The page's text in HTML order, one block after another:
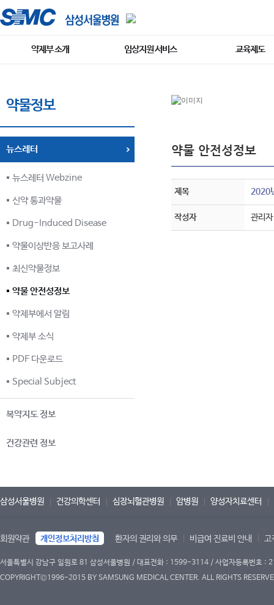
약제부 소개 임상지원 서비스 교육제도
약물정보
뉴스레터
뉴스레터 Webzine
신약 통과약물
Drug-Induced Disease
약물이상반응 보고사례
최신약물정보
약물 안전성정보
약제부에서 알림
약제부 소식
PDF 다운로드
Special Subject
복약지도 정보
건강관련 정보
약물 안전성정보
제목 2020
작성자 관리자
삼성서울병원 건강의학센터 심장뇌혈관병원 암병원 양성자치료센터
회원약관 개인정보처리방침 환자의 권리와 의무 비급여 진료비 안내 고
서울특별시 강남구 일원로 81 삼성서울병원 / 대표전화 : 1599-3114 / 사업자등록번호
COPYRIGHT©1996-2015 BY SAMSUNG MEDICAL CENTER. ALL RIGHTS